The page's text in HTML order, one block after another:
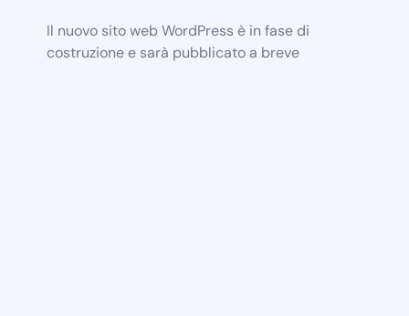
Il nuovo sito web WordPress è in fase di
costruzione e sarà pubblicato a breve